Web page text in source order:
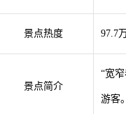
景点热度 97.7
景点简介
“宽
游客。